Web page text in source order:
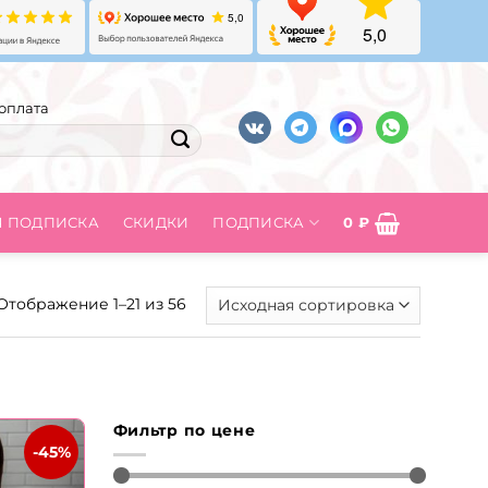
ПОДПИСКА СКИДКИ ПОДПИСКА 0 ₽
1–21 из 56
-45%
Фильтр по цене